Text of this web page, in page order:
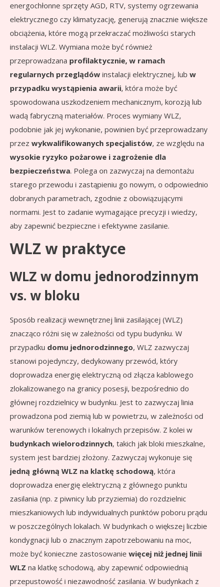
energochłonne sprzęty AGD, RTV, systemy ogrzewania
elektrycznego czy klimatyzację, generują znacznie większe
obciążenia, które mogą przekraczać możliwości starych
instalacji WLZ. Wymiana może być również
przeprowadzana profilaktycznie, w ramach
regularnych przeglądów instalacji elektrycznej, lub w
przypadku wystąpienia awarii, która może być
spowodowana uszkodzeniem mechanicznym, korozją lub
wadą fabryczną materiałów. Proces wymiany WLZ,
podobnie jak jej wykonanie, powinien być przeprowadzany
przez wykwalifikowanych specjalistów, ze względu na
wysokie ryzyko pożarowe i zagrożenie dla
bezpieczeństwa. Polega on zazwyczaj na demontażu
starego przewodu i zastąpieniu go nowym, o odpowiednio
dobranych parametrach, zgodnie z obowiązującymi
normami. Jest to zadanie wymagające precyzji i wiedzy,
aby zapewnić bezpieczne i efektywne zasilanie.
WLZ w praktyce
WLZ w domu jednorodzinnym
vs. w bloku
Sposób realizacji wewnętrznej linii zasilającej (WLZ)
znacząco różni się w zależności od typu budynku. W
przypadku domu jednorodzinnego, WLZ zazwyczaj
stanowi pojedynczy, dedykowany przewód, który
doprowadza energię elektryczną od złącza kablowego
zlokalizowanego na granicy posesji, bezpośrednio do
głównej rozdzielnicy w budynku. Jest to zazwyczaj linia
prowadzona pod ziemią lub w powietrzu, w zależności od
warunków terenowych i lokalnych przepisów. Z kolei w
budynkach wielorodzinnych, takich jak bloki mieszkalne,
system jest bardziej złożony. Zazwyczaj wykonuje się
jedną główną WLZ na klatkę schodową, która
doprowadza energię elektryczną z głównego punktu
zasilania (np. z piwnicy lub przyziemia) do rozdzielnic
mieszkaniowych lub indywidualnych punktów poboru prądu
w poszczególnych lokalach. W budynkach o większej liczbie
kondygnacji lub o znacznym zapotrzebowaniu na moc,
może być konieczne zastosowanie więcej niż jednej linii
WLZ na klatkę schodową, aby zapewnić odpowiednią
przepustowość i niezawodność zasilania. W budynkach z